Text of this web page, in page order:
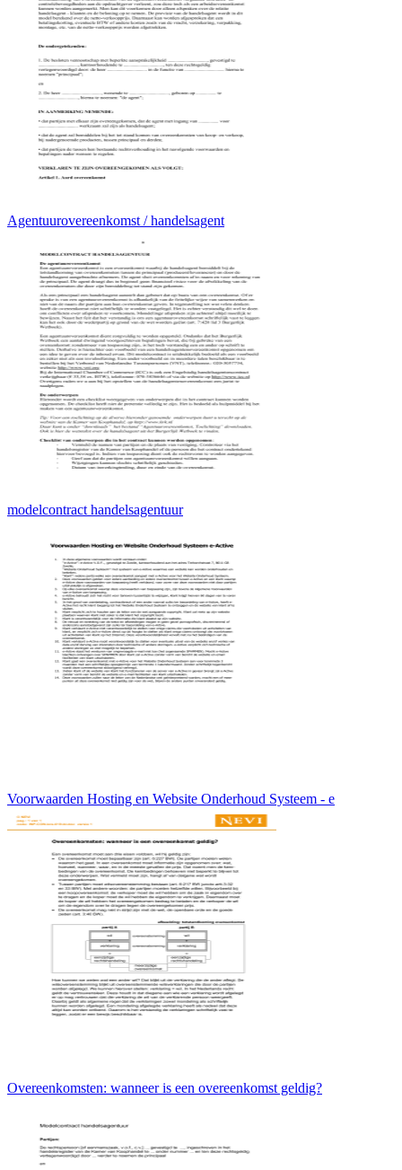
Agentuurovereenkomst / handelsagent
modelcontract handelsagentuur
Voorwaarden Hosting en Website Onderhoud Systeem - e
Overeenkomsten: wanneer is een overeenkomst geldig?